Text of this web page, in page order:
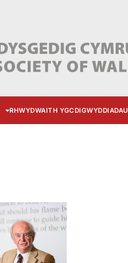
RHWYDWAITH YGCDIGWYDDIADAU